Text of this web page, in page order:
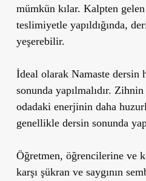
mümkün kılar. Kalpten
teslimiyetle yapıldığında,
yeşerebilir.
İdeal olarak Namaste dersin
sonunda yapılmalıdır.
odadaki enerjinin daha
genellikle dersin sonunda
Öğretmen, öğrencilerine ve
karşı şükran ve saygının